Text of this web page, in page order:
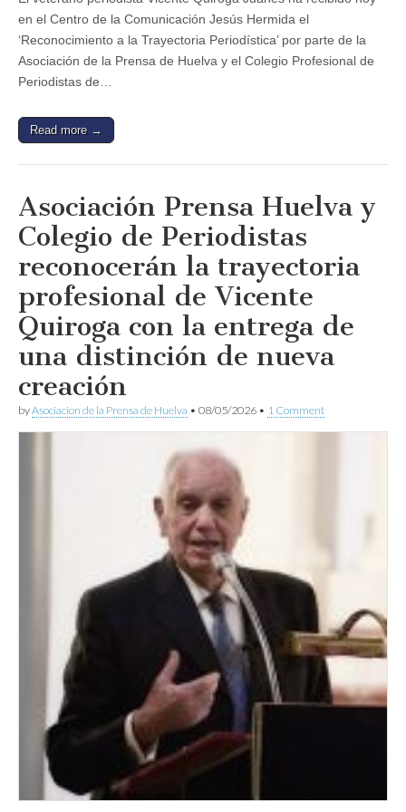
en el Centro de la Comunicación Jesús Hermida el
‘Reconocimiento a la Trayectoria Periodística’ por parte de la
Asociación de la Prensa de Huelva y el Colegio Profesional de
Periodistas de…
Read more →
Asociación Prensa Huelva y
Colegio de Periodistas
reconocerán la trayectoria
profesional de Vicente
Quiroga con la entrega de
una distinción de nueva
creación
byAsociacion de la Prensa de Huelva • 08/05/2026 • 1 Comment